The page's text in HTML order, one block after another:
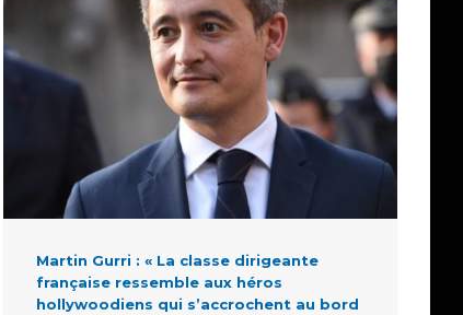
Martin Gurri : « La classe dirigeante
française ressemble aux héros
hollywoodiens qui s’accrochent au bord